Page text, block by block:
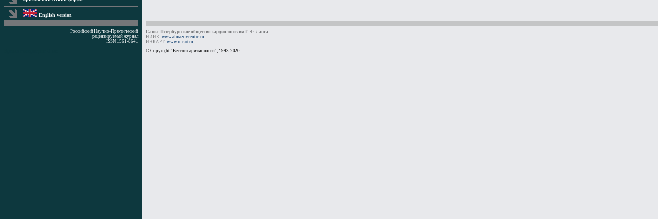
English version
Российский Научно-Практический
рецензируемый журнал
ISSN 1561-8641
Санкт-Петербургское общество кардиологов им Г. Ф. Ланга
НИИК: www.almazovcentre.ru
ИНКАРТ: www.incart.ru
© Copyright "Вестник аритмологии", 1993-2020